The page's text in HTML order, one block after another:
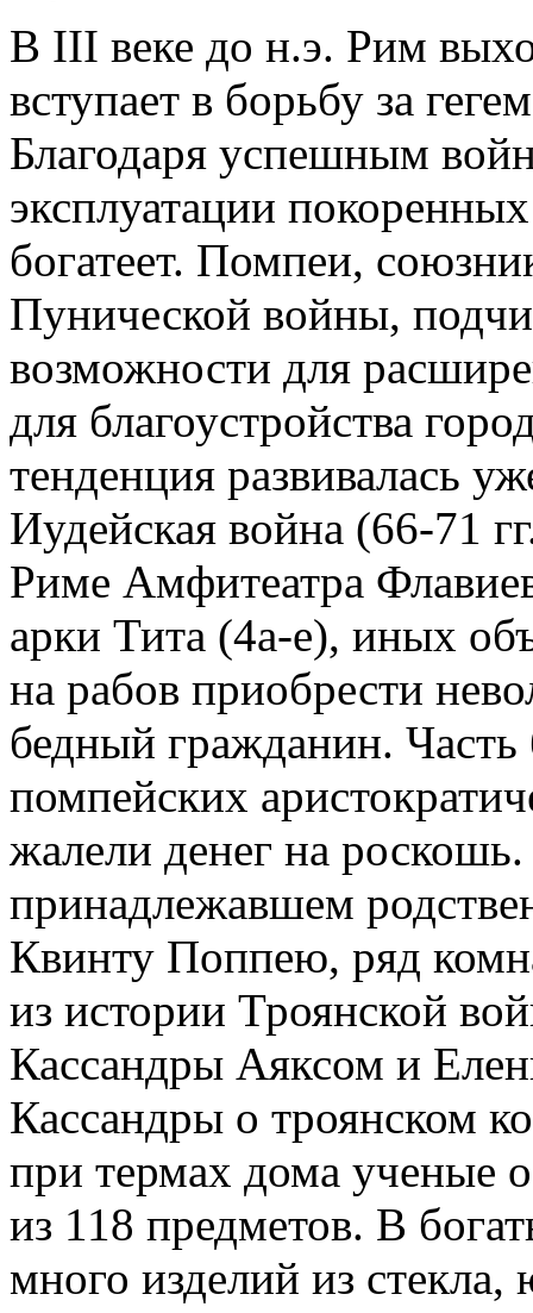
В III веке до н.э. Рим
вступает в борьбу за
Благодаря успешным
эксплуатации
богатеет. Помпеи,
Пунической войны,
возможности для
для благоустройства
тенденция развивалась
Иудейская война (66-71
Риме Амфитеатра
арки Тита (4а-е), иных
на рабов приобрести
бедный гражданин. Часть
помпейских
жалели денег на
принадлежавшем
Квинту Поппею, ряд
из истории Троянской
Кассандры Аяксом и
Кассандры о троянском
при термах дома ученые
из 118 предметов. В
много изделий из